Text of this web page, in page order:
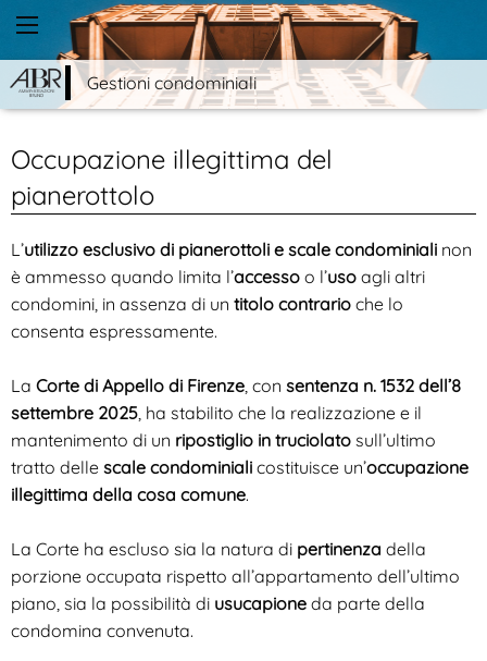
Gestioni condominiali
Occupazione illegittima del
pianerottolo
L’utilizzo esclusivo di pianerottoli e scale condominiali non
è ammesso quando limita l’accesso o l’uso agli altri
condomini, in assenza di un titolo contrario che lo
consenta espressamente.
La Corte di Appello di Firenze, con sentenza n. 1532 dell’8
settembre 2025, ha stabilito che la realizzazione e il
mantenimento di un ripostiglio in truciolato sull’ultimo
tratto delle scale condominiali costituisce un’occupazione
illegittima della cosa comune.
La Corte ha escluso sia la natura di pertinenza della
porzione occupata rispetto all’appartamento dell’ultimo
piano, sia la possibilità di usucapione da parte della
condomina convenuta.